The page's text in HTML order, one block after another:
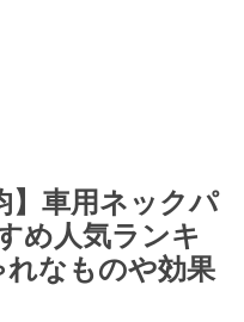
車用ネックパ
め人気ランキ
なものや効果